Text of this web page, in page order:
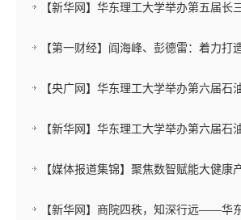
【新华网】华东理工大学举办第五届长
【第一财经】阎海峰、彭德雷：着力
【央广网】华东理工大学举办第六届
【新华网】华东理工大学举办第六届
【媒体报道集锦】聚焦数智赋能大健
【新华网】商院四秩，知深行远——华